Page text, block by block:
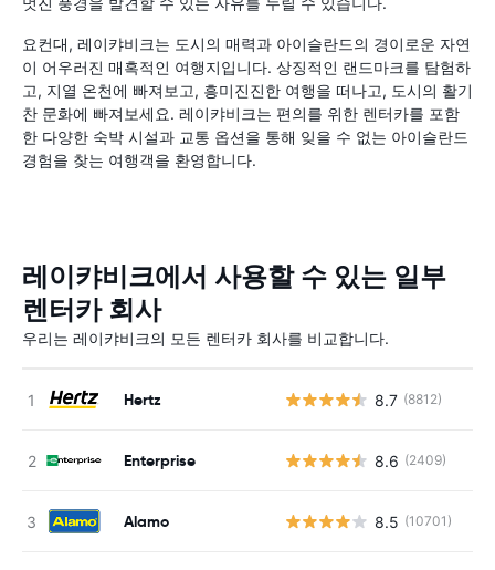
요컨대, 레이캬비크는 도시의 매력과 아이슬란드의 경이로운 자연
이 어우러진 매혹적인 여행지입니다. 상징적인 랜드마크를 탐험하
고, 지열 온천에 빠져보고, 흥미진진한 여행을 떠나고, 도시의 활기
찬 문화에 빠져보세요. 레이캬비크는 편의를 위한 렌터카를 포함
한 다양한 숙박 시설과 교통 옵션을 통해 잊을 수 없는 아이슬란드
경험을 찾는 여행객을 환영합니다.
레이캬비크에서 사용할 수 있는 일부
렌터카 회사
우리는 레이캬비크의 모든 렌터카 회사를 비교합니다.
Hertz 8.7 (8812)
Enterprise 8.6 (2409)
Alamo 8.5 (10701)